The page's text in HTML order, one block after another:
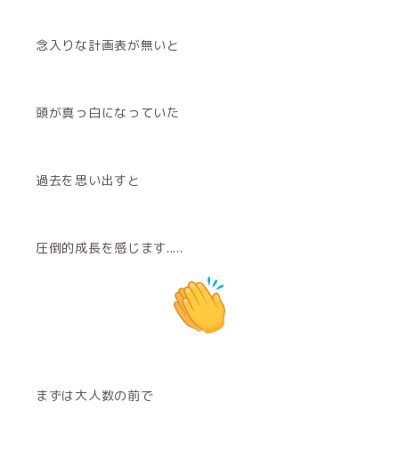
念入りな計画表が無いと
頭が真っ白になっていた
過去を思い出すと
圧倒的成長を感じます.....
まずは大人数の前で